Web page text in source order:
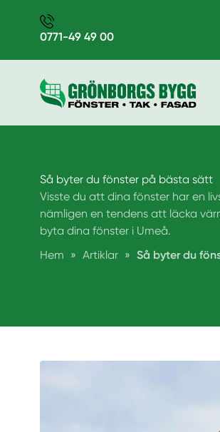
0771-49 49 00
Så byter du fönster på bästa sätt
Visste du att dina fönster har en
nämligen en tendens att läcka
byta dina fönster i Umeå.
Hem » Artiklar » Så byter du